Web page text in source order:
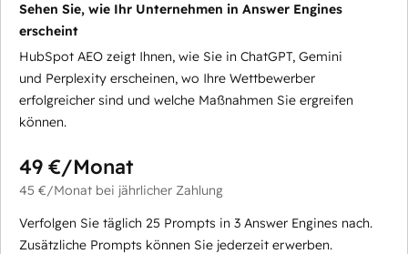
Sehen Sie, wie Ihr Unternehmen in Answer Engines
erscheint
HubSpot AEO zeigt Ihnen, wie Sie in ChatGPT, Gemini
und Perplexity erscheinen, wo Ihre Wettbewerber
erfolgreicher sind und welche Maßnahmen Sie ergreifen
können.
49 €/Monat
45 €/Monat bei jährlicher Zahlung
Verfolgen Sie täglich 25 Prompts in 3 Answer Engines nach.
Zusätzliche Prompts können Sie jederzeit erwerben.